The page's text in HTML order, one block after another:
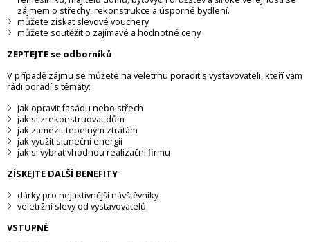
zájmem o střechy, rekonstrukce a úsporné bydlení.
můžete získat slevové vouchery
můžete soutěžit o zajímavé a hodnotné ceny
ZEPTEJTE se odborníků
V případě zájmu se můžete na veletrhu poradit s vystavovateli, kteří vám
rádi poradí s tématy:
jak opravit fasádu nebo střech
jak si zrekonstruovat dům
jak zamezit tepelným ztrátám
jak využít sluneční energii
jak si vybrat vhodnou realizační firmu
ZÍSKEJTE DALŠÍ BENEFITY
dárkypro nejaktivnější návštěvníky
veletržní slevyod vystavovatelů
VSTUPNÉ